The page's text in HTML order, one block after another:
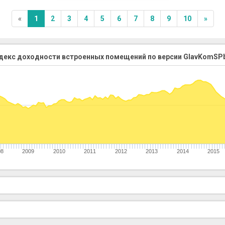
« 1 2 3 4 5 6 7 8 9 10 »
доходности встроенных помещений по версии
2009 2010 2011 2012 2013 2014 2015